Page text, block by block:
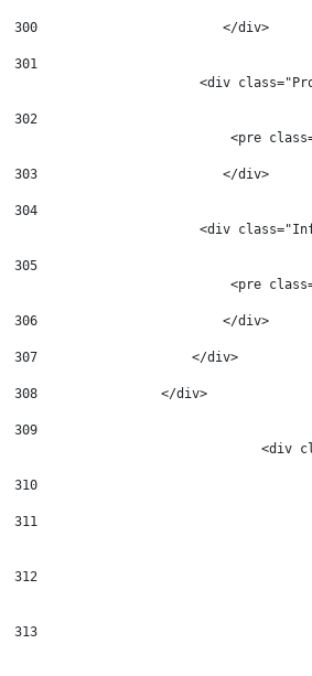
300
                        </div>
301
<div
302
<pre
303
                        </div>
304
<div
305
<pre
306
                        </div>
307
                    </div>
308
                </div>
309
310
311
312
313